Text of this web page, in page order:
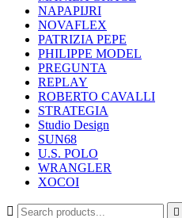
NAPAPIJRI
NOVAFLEX
PATRIZIA PEPE
PHILIPPE MODEL
PREGUNTA
REPLAY
ROBERTO CAVALLI
STRATEGIA
Studio Design
SUN68
U.S. POLO
WRANGLER
XOCOI
 